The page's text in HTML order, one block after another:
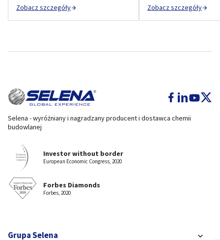
Zobacz szczegóły Zobacz szczegóły
Selena - wyróżniany i nagradzany producent i dostawca chemii
budowlanej
Investor without border
European Economic Congress, 2020
Forbes Diamonds
Forbes, 2020
Grupa Selena